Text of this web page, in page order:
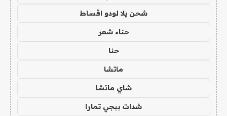
شحن يلا لودو اقساط
حناء شعر
حنا
ماتشا
شاي ماتشا
شدات ببجي تمارا